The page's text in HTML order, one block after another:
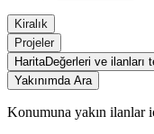
Kiralık
Projeler
HaritaDeğerleri ve ilanları
Yakınımda Ara
Konumuna yakın ilanlar